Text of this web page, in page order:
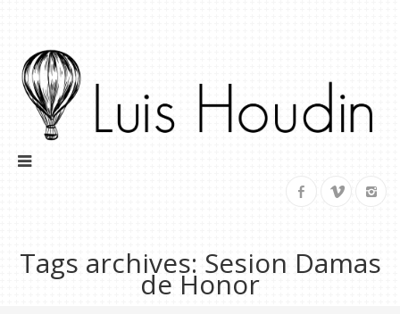
Tags archives: Sesion Damas
de Honor